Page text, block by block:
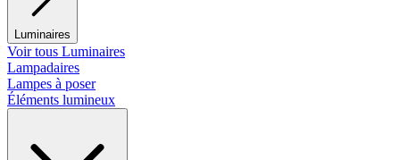
Luminaires
Voir tous Luminaires
Lampadaires
Lampes à poser
Éléments lumineux